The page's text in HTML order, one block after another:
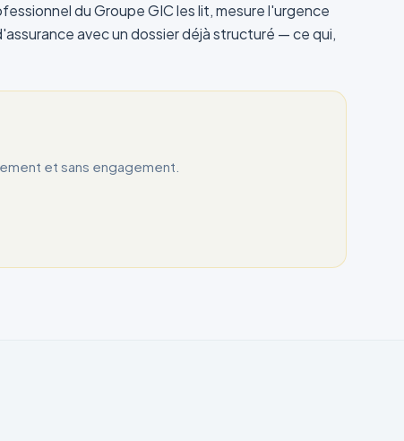
du Groupe GIC les lit, mesure l'urgence
avec un dossier déjà structuré — ce qui,
et sans engagement.